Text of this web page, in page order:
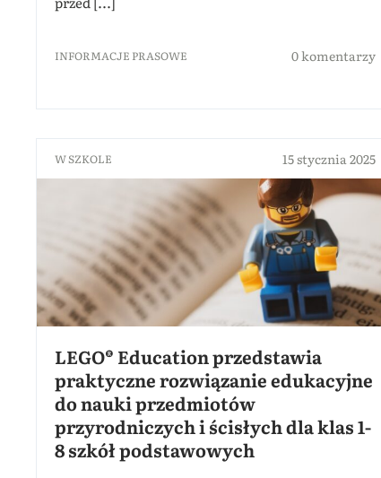
INFORMACJE PRASOWE 0 komentarzy
W SZKOLE 15 stycznia 2025
LEGO® Education przedstawia
praktyczne rozwiązanie edukacyjne
do nauki przedmiotów
przyrodniczych i ścisłych dla klas 1-
8 szkół podstawowych